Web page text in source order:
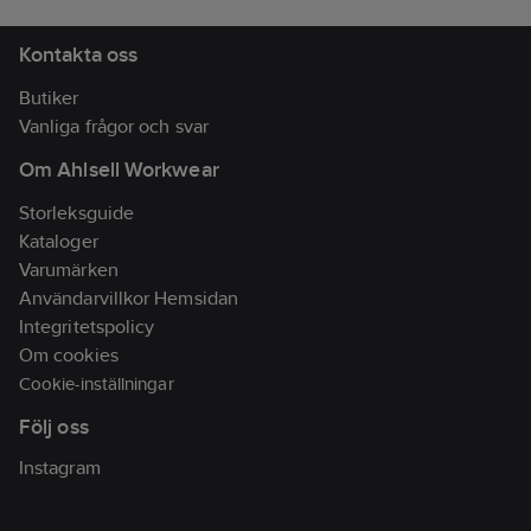
finishen gör att
alla
utomhusinredningar.
Kontakta oss
Butiker
Vanliga frågor och svar
Om Ahlsell Workwear
Storleksguide
Kataloger
Varumärken
Användarvillkor Hemsidan
Integritetspolicy
Om cookies
Cookie-inställningar
Följ oss
Instagram